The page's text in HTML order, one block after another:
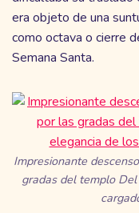
era objeto de una
como octava o cierre
Semana Santa.
Impresionante
gradas del templo